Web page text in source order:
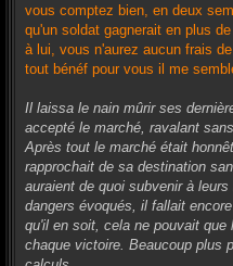
vous comptez bien, en deux
qu'un soldat gagnerait en plus
à lui, vous n'aurez aucun frais
tout bénéf pour vous il me
Il laissa le nain mûrir ses
accepté le marché, ravalant
Après tout le marché était
rapprochait de sa destination
auraient de quoi subvenir à
dangers évoqués, il fallait
qu'il en soit, cela ne pouvait que
chaque victoire. Beaucoup plus